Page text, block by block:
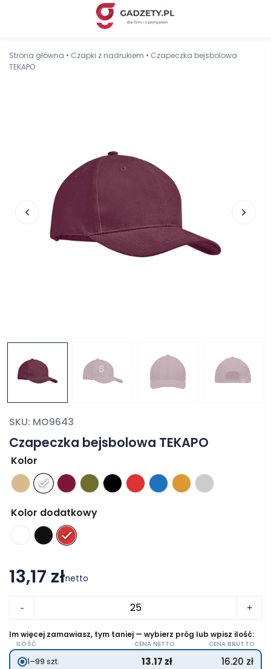
Strona główna • Czapki z nadrukiem • Czapeczka bejsbolowa
TEKAPO
Czapeczka bejsbolowa TEKAPO
SKU: MO9643
Kolor
Kolor dodatkowy
13,17 złnetto
-
bejsbolowa
TEKAPO
+
Im więcej zamawiasz, tym taniej — wybierz próg lub wpisz ilość:
ILOŚĆ CENA NETTO CENA BRUTTO
1–99 szt. 13.17 zł 16.20 zł